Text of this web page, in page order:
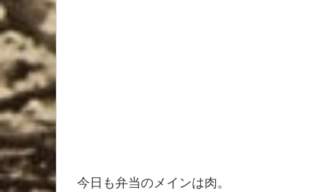
今日も弁当のメインは肉。